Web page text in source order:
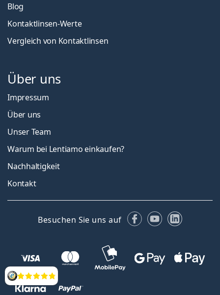
Bewertung
Blog
Kontaktlinsen-Werte
Vergleich von Kontaktlinsen
Über uns
Impressum
Über uns
Unser Team
Warum bei Lentiamo einkaufen?
Nachhaltigkeit
Kontakt
Besuchen Sie uns auf Facebook
YouTubeLinkedIn